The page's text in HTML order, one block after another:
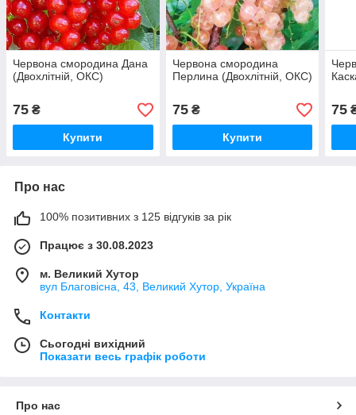
Червона смородина Дана
(Двохлітній, ОКС)
75 ₴
Купити
Червона смородина
Перлина (Двохлітній, ОКС)
75₴
Купити
75
Про нас
100% позитивних з 125 відгуків за рік
Працює з 30.08.2023
м. Великий Хутор
вул Благовісна, 43, Великий Хутор, Україна
Контакти
Сьогодні вихідний
Показати весь графік роботи
Про нас